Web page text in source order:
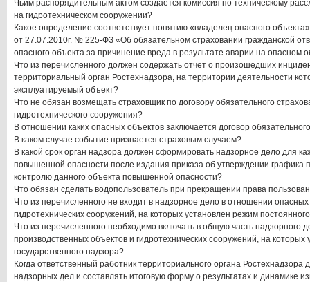
Чьим распорядительным актом создается комиссия по техническому
на гидротехническом сооружении?
Какое определение соответствует понятию «владелец опасного
от 27.07.2010г. № 225-ФЗ «Об обязательном страховании гражданской
опасного объекта за причинение вреда в результате аварии на опасном
Что из перечисленного должен содержать отчет о произошедших
территориальный орган Ростехнадзора, на территории деятельности
эксплуатируемый объект?
Что не обязан возмещать страховщик по договору обязательного
гидротехнического сооружения?
В отношении каких опасных объектов заключается договор
В каком случае событие признается страховым случаем?
В какой срок орган надзора должен сформировать надзорное дело для
повышенной опасности после издания приказа об утверждении графика
контролю данного объекта повышенной опасности?
Что обязан сделать водопользователь при прекращении права
Что из перечисленного не входит в надзорное дело в отношении
гидротехнических сооружений, на которых установлен режим
Что из перечисленного необходимо включать в общую часть надзорного
производственных объектов и гидротехнических сооружений, на
государственного надзора?
Когда ответственный работник территориального органа
надзорных дел и составлять итоговую форму о результатах и динамике